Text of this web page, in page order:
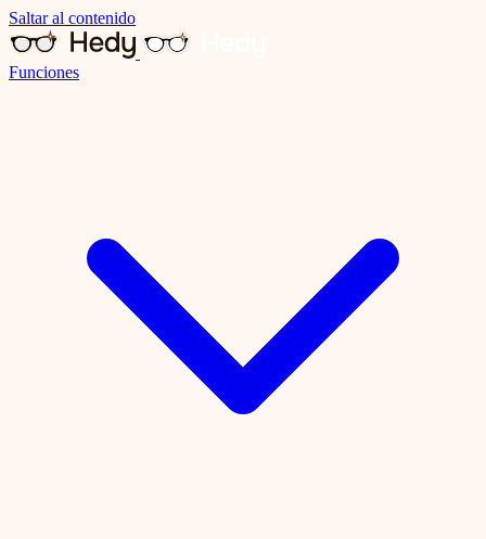
Saltar al contenido
Funciones